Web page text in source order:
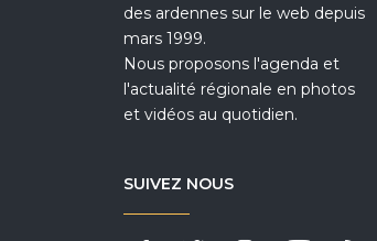
des ardennes sur le web depuis
mars 1999.
Nous proposons l'agenda et
l'actualité régionale en photos
et vidéos au quotidien.
SUIVEZ NOUS